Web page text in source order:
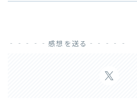
‐‐‐‐‐感想を送る‐‐‐‐‐